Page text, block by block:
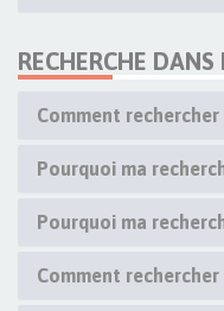
RECHERCHE DANS
Comment
Pourquoi ma
Pourquoi ma
Comment rechercher